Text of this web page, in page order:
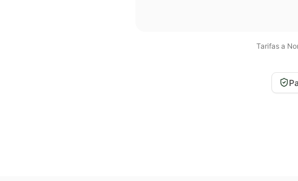
Tarifas a